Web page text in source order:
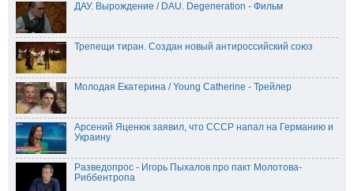
ДАУ. Вырождение / DAU. Degeneration - Фильм
Трепещи тиран. Создан новый антироссийский союз
Молодая Екатерина / Young Catherine - Трейлер
Арсений Яценюк заявил, что СССР напал на Германию и
Украину
Разведопрос - Игорь Пыхалов про пакт Молотова-
Риббентропа